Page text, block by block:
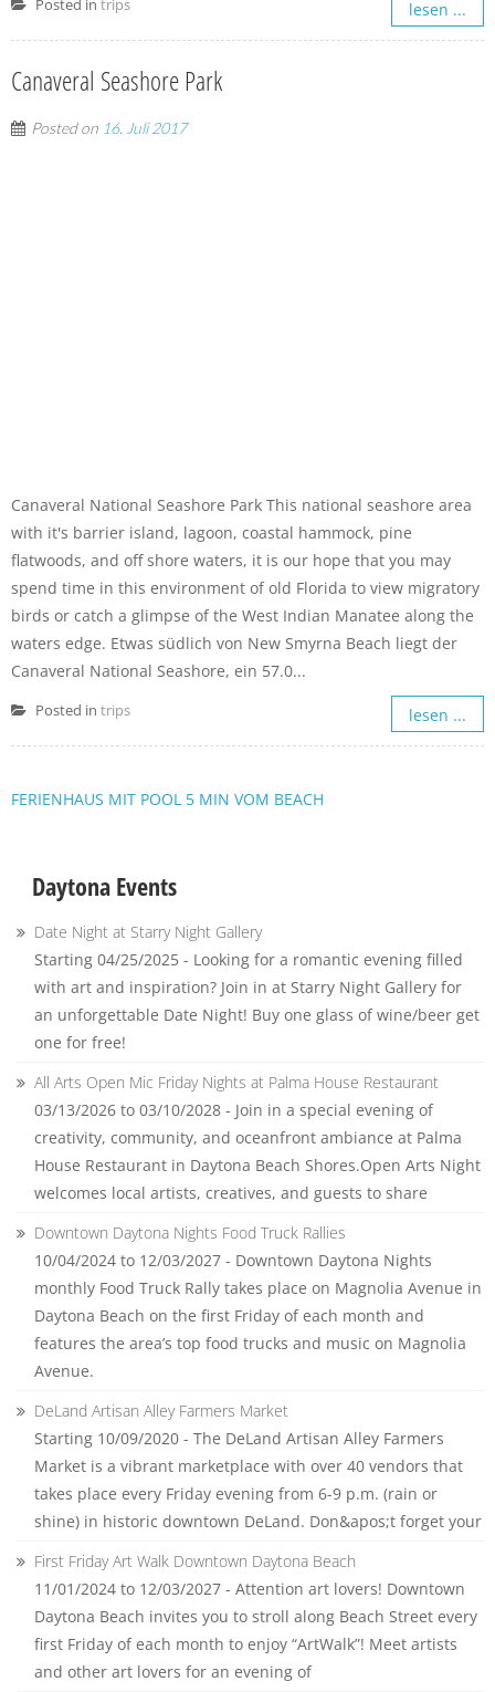
lesen ...
Posted in trips
Canaveral Seashore Park
Posted on 16. Juli 2017
Canaveral National Seashore Park This national seashore area
with it's barrier island, lagoon, coastal hammock, pine
flatwoods, and off shore waters, it is our hope that you may
spend time in this environment of old Florida to view migratory
birds or catch a glimpse of the West Indian Manatee along the
waters edge. Etwas südlich von New Smyrna Beach liegt der
Canaveral National Seashore, ein 57.0...
lesen ...
Posted in trips
FERIENHAUS MIT POOL 5 MIN VOM BEACH
Daytona Events
Date Night at Starry Night Gallery
Starting 04/25/2025 - Looking for a romantic evening filled
with art and inspiration? Join in at Starry Night Gallery for
an unforgettable Date Night! Buy one glass of wine/beer get
one for free!
All Arts Open Mic Friday Nights at Palma House Restaurant
03/13/2026 to 03/10/2028 - Join in a special evening of
creativity, community, and oceanfront ambiance at Palma
House Restaurant in Daytona Beach Shores.Open Arts Night
welcomes local artists, creatives, and guests to share
Downtown Daytona Nights Food Truck Rallies
10/04/2024 to 12/03/2027 - Downtown Daytona Nights
monthly Food Truck Rally takes place on Magnolia Avenue in
Daytona Beach on the first Friday of each month and
features the area’s top food trucks and music on Magnolia
Avenue.
DeLand Artisan Alley Farmers Market
Starting 10/09/2020 - The DeLand Artisan Alley Farmers
Market is a vibrant marketplace with over 40 vendors that
takes place every Friday evening from 6-9 p.m. (rain or
shine) in historic downtown DeLand. Don&apos;t forget your
First Friday Art Walk Downtown Daytona Beach
11/01/2024 to 12/03/2027 - Attention art lovers! Downtown
Daytona Beach invites you to stroll along Beach Street every
first Friday of each month to enjoy “ArtWalk”! Meet artists
and other art lovers for an evening of